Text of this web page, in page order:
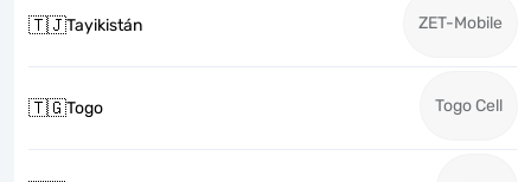
🇹🇯Tayikistán ZET-Mobile
🇹🇬Togo Togo Cell